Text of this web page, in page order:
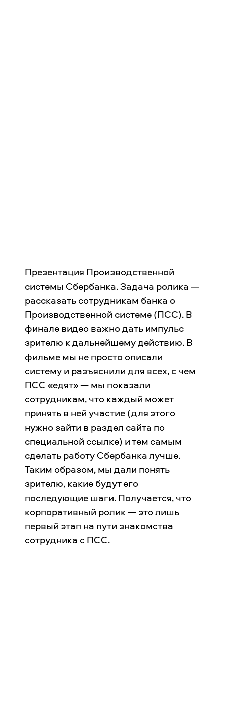
Презентация Производственной
системы Сбербанка. Задача ролика —
рассказать сотрудникам банка о
Производственной системе (ПСС). В
финале видео важно дать импульс
зрителю к дальнейшему действию. В
фильме мы не просто описали
систему и разъяснили для всех, с чем
ПСС «едят» — мы показали
сотрудникам, что каждый может
принять в ней участие (для этого
нужно зайти в раздел сайта по
специальной ссылке) и тем самым
сделать работу Сбербанка лучше.
Таким образом, мы дали понять
зрителю, какие будут его
последующие шаги. Получается, что
корпоративный ролик — это лишь
первый этап на пути знакомства
сотрудника с ПСС.